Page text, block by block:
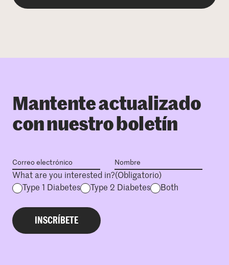
Mantente actualizado
con nuestro boletín
What are you interested in?(Obligatorio)
Type 1 Diabetes
Type 2 Diabetes Both